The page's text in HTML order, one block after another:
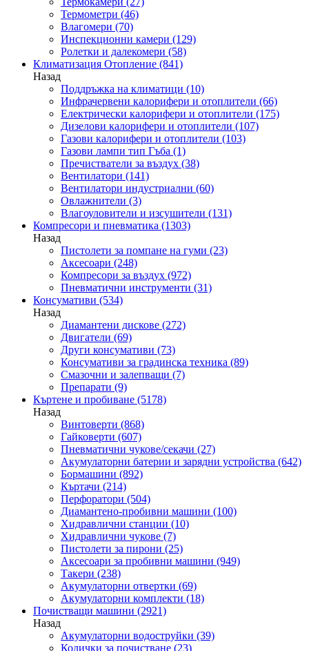
Термометри (46)
Влагомери (70)
Инспекционни камери (129)
Ролетки и далекомери (58)
Климатизация Отопление (841)
Назад
Поддръжка на климатици (10)
Инфрачервени калорифери и отоплители (66)
Електрически калорифери и отоплители (175)
Дизелови калорифери и отоплители (107)
Газови калорифери и отоплители (103)
Газови лампи тип Гъба (1)
Пречистватели за въздух (38)
Вентилатори (141)
Вентилатори индустриални (60)
Овлажнители (3)
Влагоуловители и изсушители (131)
Компресори и пневматика (1303)
Назад
Пистолети за помпане на гуми (23)
Аксесоари (248)
Компресори за въздух (972)
Пневматични инструменти (31)
Консумативи (534)
Назад
Диамантени дискове (272)
Двигатели (69)
Други консумативи (73)
Консумативи за градинска техника (89)
Смазочни и залепващи (7)
Препарати (9)
Къртене и пробиване (5178)
Назад
Винтоверти (868)
Гайковерти (607)
Пневматични чукове/секачи (27)
Акумулаторни батерии и зарядни устройства (642)
Бормашини (892)
Къртачи (214)
Перфоратори (504)
Диамантено-пробивни машини (100)
Хидравлични станции (10)
Хидравлични чукове (7)
Пистолети за пирони (25)
Аксесоари за пробивни машини (949)
Такери (238)
Акумулаторни отвертки (69)
Акумулаторни комплекти (18)
Почистващи машини (2921)
Назад
Акумулаторни водоструйки (39)
Колички за почистване (23)